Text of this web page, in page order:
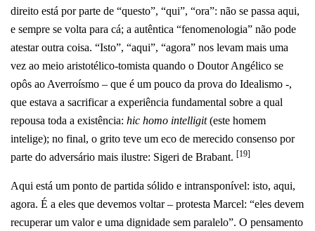
direito está por parte de “questo”, “qui”, “ora”: não se passa aqui,
e sempre se volta para cá; a autêntica “fenomenologia” não pode
atestar outra coisa. “Isto”, “aqui”, “agora” nos levam mais uma
vez ao meio aristotélico-tomista quando o Doutor Angélico se
opôs ao Averroísmo – que é um pouco da prova do Idealismo -,
que estava a sacrificar a experiência fundamental sobre a qual
repousa toda a existência: hic homo intelligit(este homem
intelige); no final, o grito teve um eco de merecido consenso por
parte do adversário mais ilustre: Sigeri de Brabant. [19]
Aqui está um ponto de partida sólido e intransponível: isto, aqui,
agora. É a eles que devemos voltar – protesta Marcel: “eles devem
recuperar um valor e uma dignidade sem paralelo”. O pensamento